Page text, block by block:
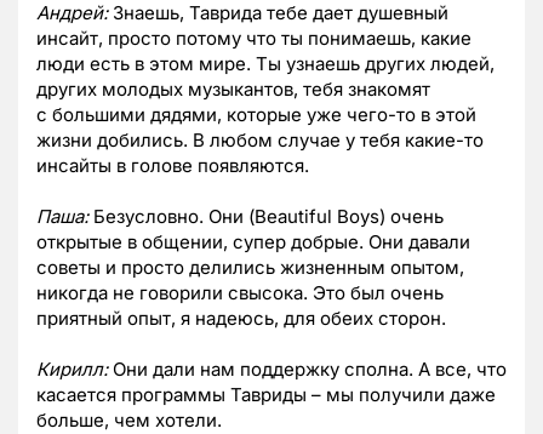
Андрей:Знаешь, Таврида тебе дает душевный
инсайт, просто потому что ты понимаешь, какие
люди есть в этом мире. Ты узнаешь других людей,
других молодых музыкантов, тебя знакомят
с большими дядями, которые уже чего-то в этой
жизни добились. В любом случае у тебя какие-то
инсайты в голове появляются.
Паша:Безусловно. Они (Beautiful Boys) очень
открытые в общении, супер добрые. Они давали
советы и просто делились жизненным опытом,
никогда не говорили свысока. Это был очень
приятный опыт, я надеюсь, для обеих сторон.
Кирилл:Они дали нам поддержку сполна. А все, что
касается программы Тавриды – мы получили даже
больше, чем хотели.